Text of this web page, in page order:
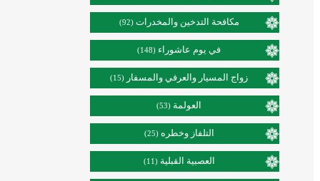
مكافحة التدخين والمخدرات (92)
في يوم عاشوراء (148)
زواج المسيار والعرفي والمسفار (15)
العولمة (53)
التلفاز وخطره (25)
العصبية القبلية (11)